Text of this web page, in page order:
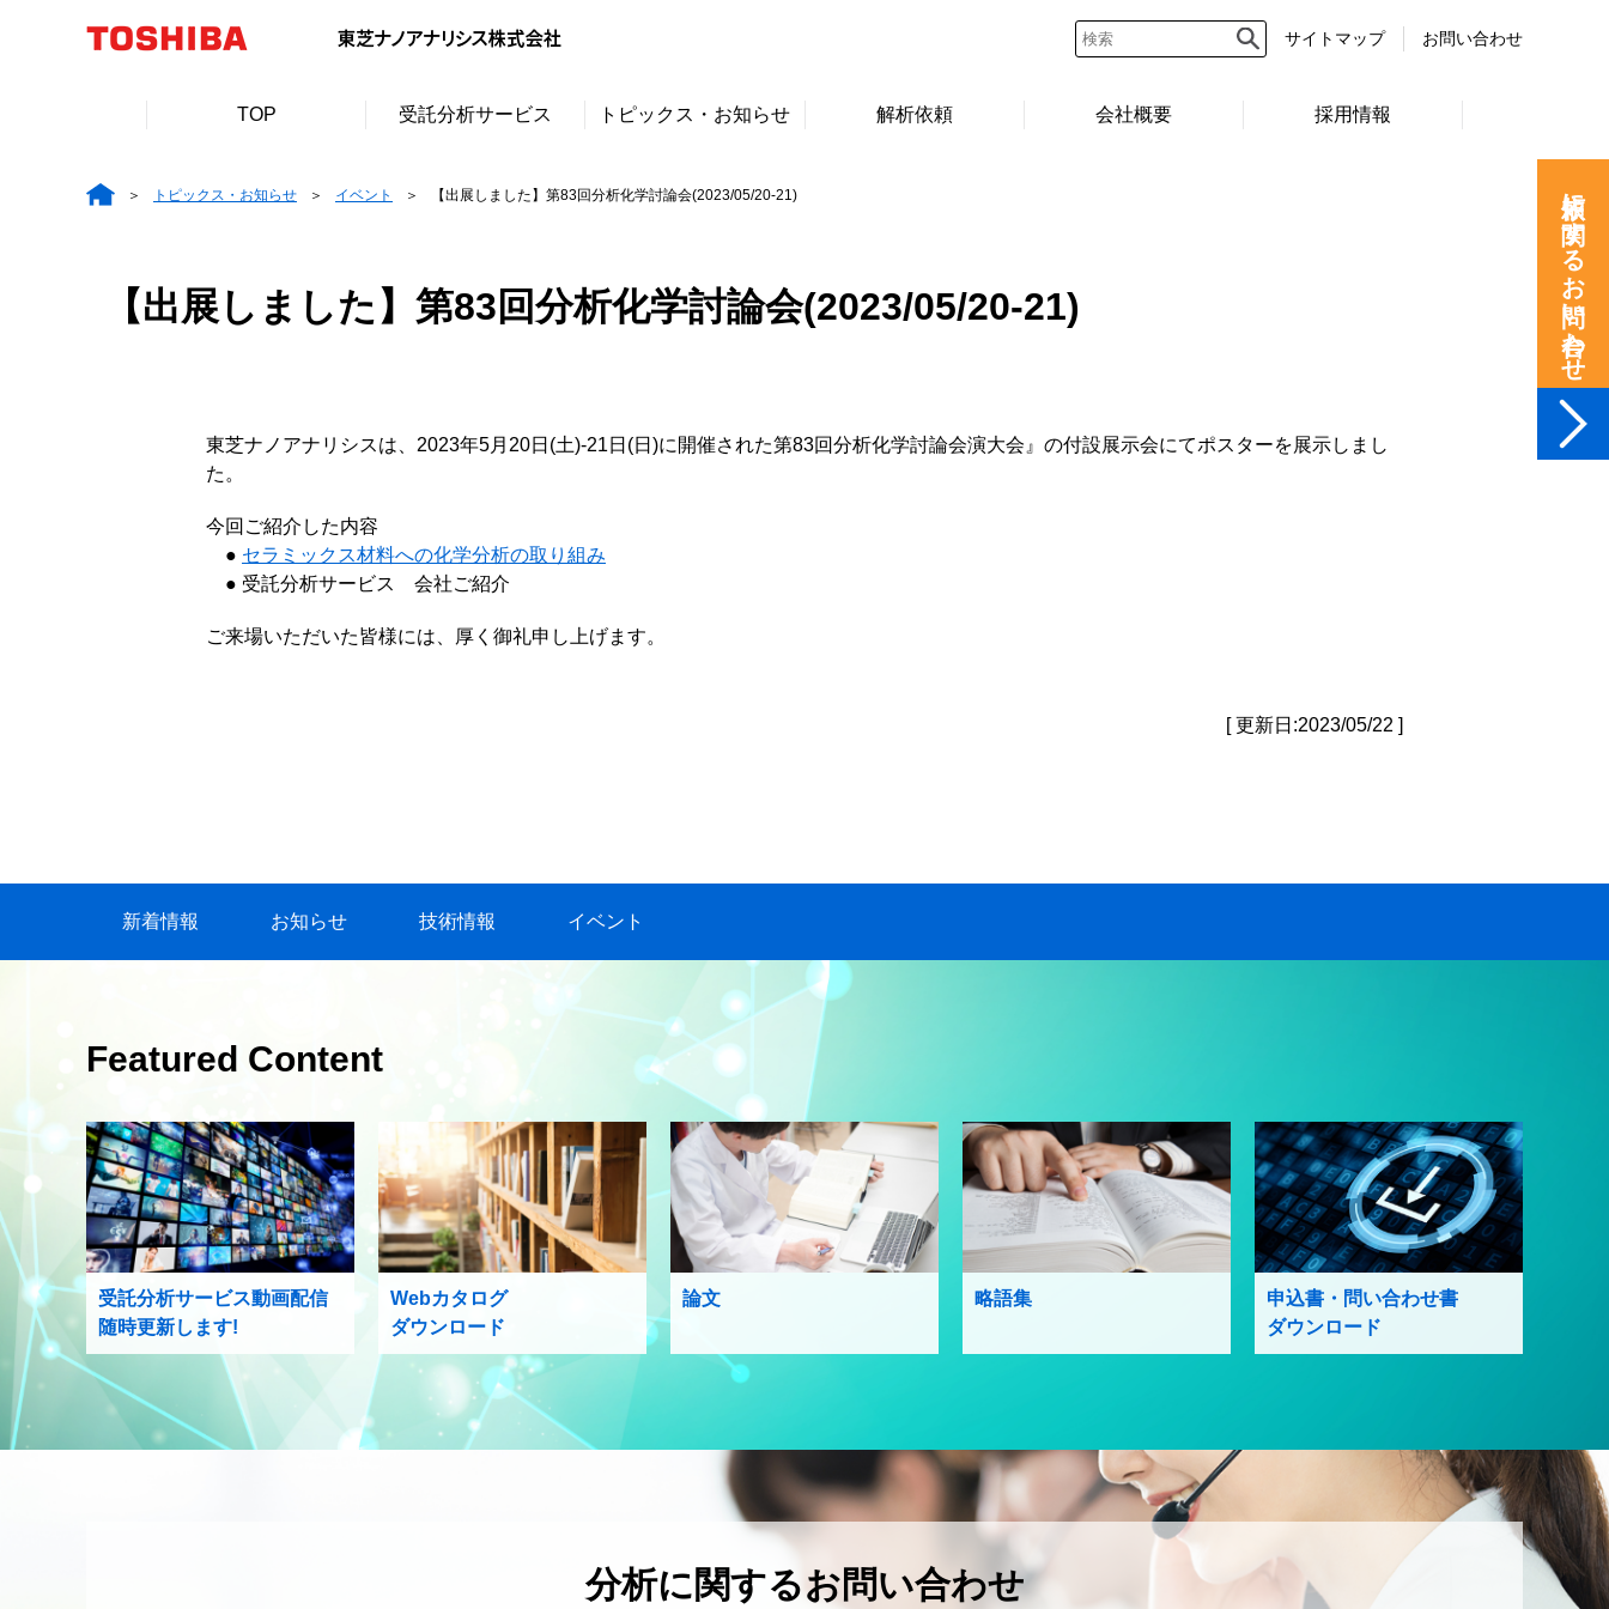
サイトマップ お問い合わせ
TOP 受託分析サービス トピックス・お知らせ 解析依頼 会社概要 採用情報
トピックス・お知らせ イベント 【出展しました】第83回分析化学討論会(2023/05/20-21)
【出展しました】第83回分析化学討論会(2023/05/20-21)
東芝ナノアナリシスは、2023年5月20日(土)-21日(日)に開催された第83回分析化学討論会演大会』の付設展示会にてポスターを展示しまし
た。
今回ご紹介した内容
● セラミックス材料への化学分析の取り組み
● 受託分析サービス 会社ご紹介
ご来場いただいた皆様には、厚く御礼申し上げます。
[ 更新日:2023/05/22 ]
新着情報 お知らせ 技術情報 イベント
Featured Content
受託分析サービス動画配信
随時更新します!
Webカタログ
ダウンロード
論文 略語集
申込書・問い合わせ書
ダウンロード
分析に関するお問い合わせ
依頼に関するお問い合わせ